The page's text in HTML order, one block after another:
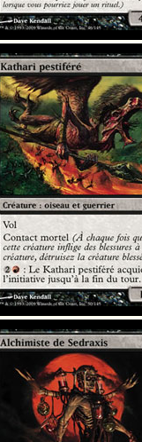
Kathari pestiféré
Alchimiste de Sedraxis